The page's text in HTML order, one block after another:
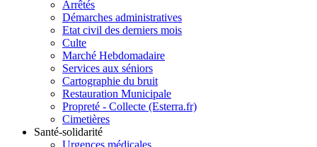
Arrêtés
Démarches administratives
Etat civil des derniers mois
Culte
Marché Hebdomadaire
Services aux séniors
Cartographie du bruit
Restauration Municipale
Propreté - Collecte (Esterra.fr)
Cimetières
Santé-solidarité
Urgences médicales